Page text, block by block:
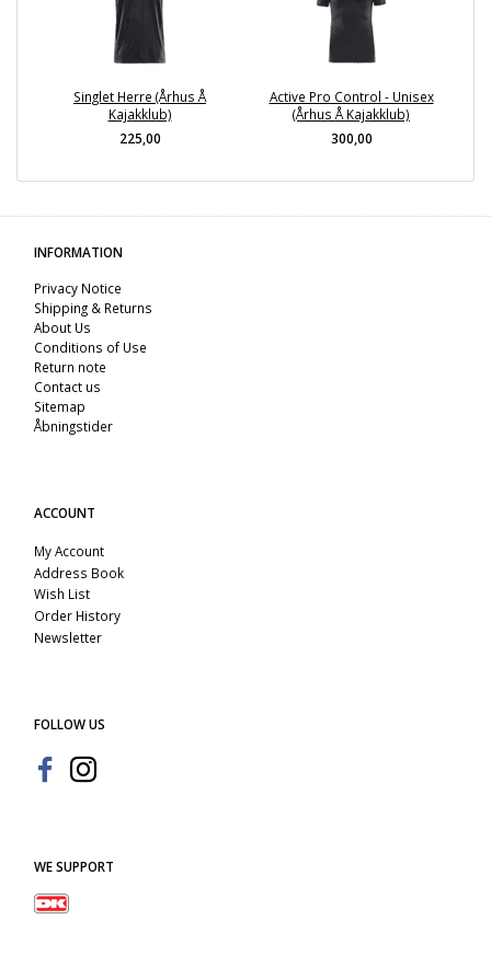
Singlet Herre (Århus Å
Kajakklub)
225,00
Active Pro Control - Unisex
(Århus Å Kajakklub)
300,00
INFORMATION
Privacy Notice
Shipping & Returns
About Us
Conditions of Use
Return note
Contact us
Sitemap
Åbningstider
ACCOUNT
My Account
Address Book
Wish List
Order History
Newsletter
FOLLOW US
WE SUPPORT